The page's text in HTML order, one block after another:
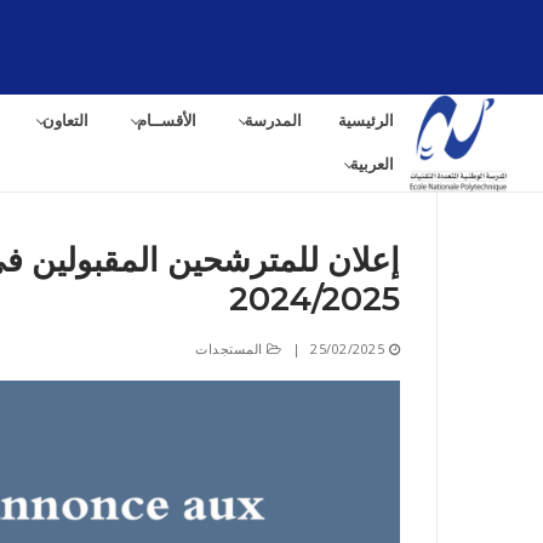
الرئيسية المدرسة الأقســام التعاون
العربية
إعلان للمترشحين المقبولين
2024/2025
25/02/2025
| المستجدات